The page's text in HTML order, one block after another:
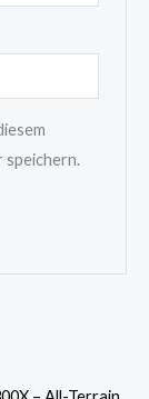
speichern.
Ursprünglicher
Aktueller